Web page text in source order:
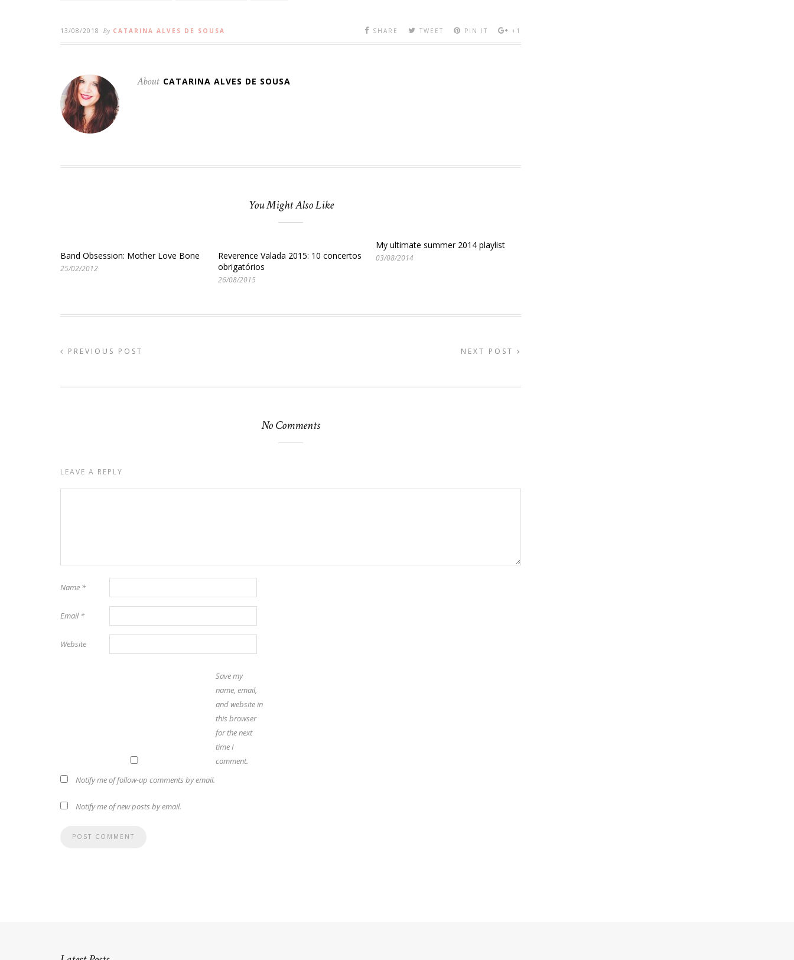
13/08/2018 By CATARINA ALVES DE SOUSA SHARE TWEET PIN IT +1
About CATARINA ALVES DE SOUSA
You Might Also Like
Band Obsession: Mother Love Bone
25/02/2012
Reverence Valada 2015: 10 concertos
obrigatórios
26/08/2015
My ultimate summer 2014 playlist
03/08/2014
PREVIOUS POST NEXT POST
No Comments
LEAVE A REPLY
Name *
Email*
Website
Save my
name, email,
and website in
this browser
for the next
time I
comment.
Notify me of follow-up comments by email.
Notify me of new posts by email.